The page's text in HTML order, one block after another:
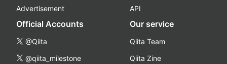
Advertisement
API
Official Accounts
@Qiita
@qiita_milestone
Our service
Qiita Team
Qiita Zine